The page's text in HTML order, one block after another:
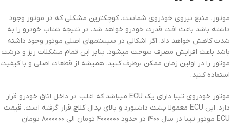
موتور، منبع نیروی خودروی شماست. کوچکترین مشکلی که در موتور وجود
داشته باشد باعث افت قدرت خودرو خواهد شد. در نتیجه شتاب خودرو را به
شدت کاهش خواهد داد. اگر اشکالی در سیستمهای اصلی موتور وجود داشته
باشد باعث افزایش مصرف سوخت میشود. بنابر این تمام مشکلات ریز و درشت
موتور را در اولین زمان ممکن برطرف کنید. همیشه از قطعات اصلی و با کیفیت
استفاده کنید.
موتور خودروی تیبا دارای یک ECU میباشد که اغلب در داخل اتاق خودرو قرار
دارد. این ECU معمولا پشت داشبورد و بالای پدال کلاچ قرار گرفته است. قیمت
ECU موتور تیبا در سال ۱۴۰۰ در حدود ۴۰۰۰۰۰۰ تومان الی ۸۰۰۰۰۰۰ تومان